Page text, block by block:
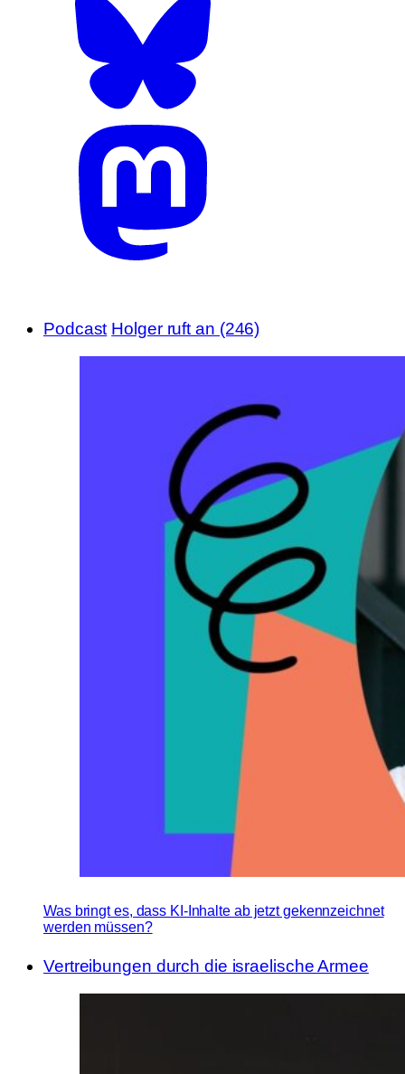
Podcast Holger ruft an (246)
Was bringt es, dass KI-Inhalte ab jetzt gekennzeichnet
werden müssen?
Vertreibungen durch die israelische Armee